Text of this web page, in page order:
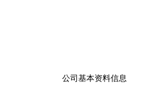
公司基本资料信息